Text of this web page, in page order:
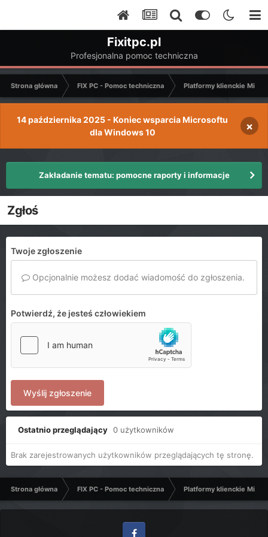
Fixitpc.pl
Profesjonalna pomoc techniczna
Strona główna FIX PC - Pomoc techniczna Platformy klienckie
14 października 2025 - Koniec wsparcia Microsoftu
dla Windows 10
×
Zakładanie tematu: pomocne raporty i informacje
Zgłoś
Twoje zgłoszenie
Opcjonalnie możesz dodać wiadomość do zgłoszenia.
Potwierdź, że jesteś człowiekiem
Wyślij zgłoszenie
Ostatnio przeglądający 0 użytkowników
Brak zarejestrowanych użytkowników przeglądających tę stronę.
Strona główna FIX PC - Pomoc techniczna Platformy klienckie